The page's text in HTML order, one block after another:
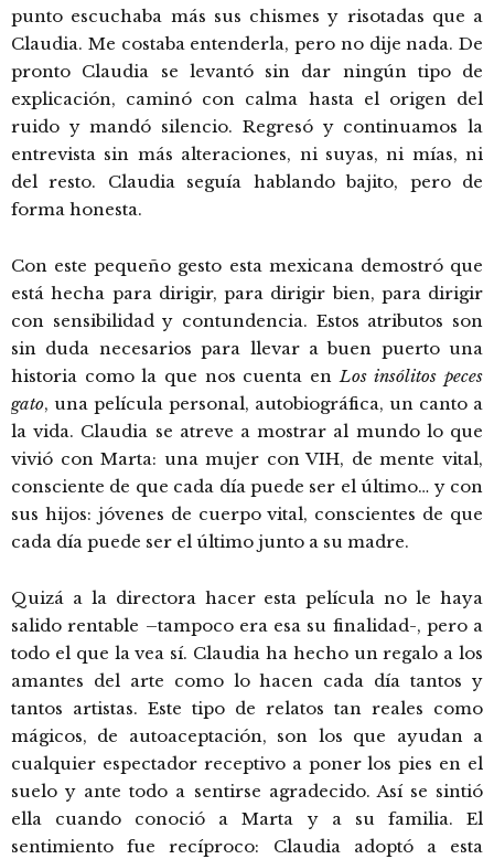
punto escuchaba más sus chismes y risotadas que a
Claudia. Me costaba entenderla, pero no dije nada. De
pronto Claudia se levantó sin dar ningún tipo de
explicación, caminó con calma hasta el origen del
ruido y mandó silencio. Regresó y continuamos la
entrevista sin más alteraciones, ni suyas, ni mías, ni
del resto. Claudia seguía hablando bajito, pero de
forma honesta.
Con este pequeño gesto esta mexicana demostró que
está hecha para dirigir, para dirigir bien, para dirigir
con sensibilidad y contundencia. Estos atributos son
sin duda necesarios para llevar a buen puerto una
historia como la que nos cuenta enLos insólitos peces
gato, una película personal, autobiográfica, un canto a
la vida. Claudia se atreve a mostrar al mundo lo que
vivió con Marta: una mujer con VIH, de mente vital,
consciente de que cada día puede ser el último… y con
sus hijos: jóvenes de cuerpo vital, conscientes de que
cada día puede ser el último junto a su madre.
Quizá a la directora hacer esta película no le haya
salido rentable –tampoco era esa su finalidad-, pero a
todo el que la vea sí. Claudia ha hecho un regalo a los
amantes del arte como lo hacen cada día tantos y
tantos artistas. Este tipo de relatos tan reales como
mágicos, de autoaceptación, son los que ayudan a
cualquier espectador receptivo a poner los pies en el
suelo y ante todo a sentirse agradecido. Así se sintió
ella cuando conoció a Marta y a su familia. El
sentimiento fue recíproco: Claudia adoptó a esta